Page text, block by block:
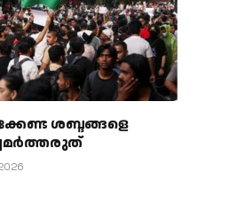
ശബ്ദങ്ങളെ